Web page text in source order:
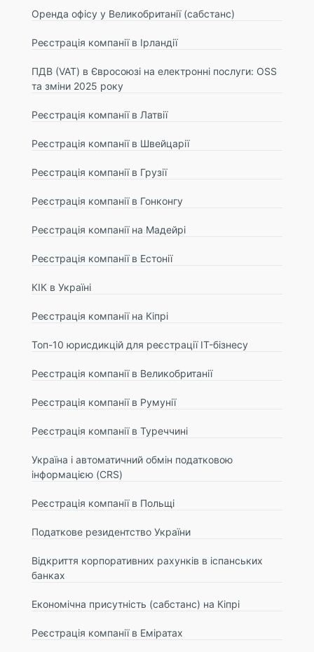
Оренда офісу у Великобританії (сабстанс)
Реєстрація компанії в Ірландії
ПДВ (VAT) в Євросоюзі на електронні послуги: OSS
та зміни 2025 року
Реєстрація компанії в Латвії
Реєстрація компанії в Швейцарії
Реєстрація компанії в Грузії
Реєстрація компанії в Гонконгу
Реєстрація компанії на Мадейрі
Реєстрація компанії в Естонії
КІК в Україні
Реєстрація компанії на Кіпрі
Топ-10 юрисдикцій для реєстрації IT-бізнесу
Реєстрація компанії в Великобританії
Реєстрація компанії в Румунії
Реєстрація компанії в Туреччині
Україна і автоматичний обмін податковою
інформацією (CRS)
Реєстрація компанії в Польщі
Податкове резидентство України
Відкриття корпоративних рахунків в іспанських
банках
Економічна присутність (сабстанс) на Кіпрі
Реєстрація компанії в Еміратах